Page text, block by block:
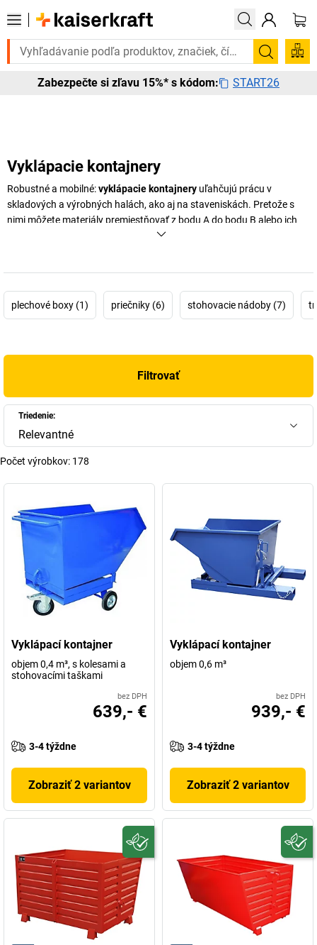
to urgentne? Vybrané bestsellery doručíme do 72 hodín. Objavte
Zabezpečte si zľavu 15%* s kódom: START26
Vyklápacie kontajnery
Robustné a mobilné:vyklápacie kontajnery uľahčujú prácu v
skladových a výrobných halách, ako aj na staveniskách. Pretože s
nimi môžete materiály premiestňovať z bodu A do bodu B alebo ich
skladovať. Či už ide o výklopné kontajnery pre vidlicové stohovače,
plechové boxy (1) priečniky (6) stohovacie nádoby (7)
Filtrovať
Triedenie:
Relevantné
Počet výrobkov: 178
Vyklápací kontajner
objem 0,4 m³, s kolesami a
stohovacími taškami
bez DPH
639,- €
3-4 týždne
Zobraziť 2 variantov
Vyklápací kontajner
objem 0,6 m³
bez DPH
939,- €
3-4 týždne
Zobraziť 2 variantov